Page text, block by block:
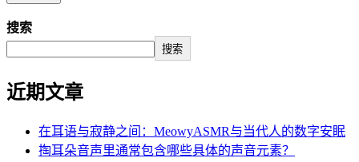
搜索
搜索
近期文章
在耳语与寂静之间：MeowyASMR与当代人的数字安眠
掏耳朵音声里通常包含哪些具体的声音元素？